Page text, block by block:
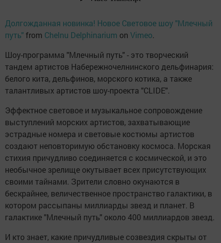
Долгожданная новинка! Новое Световое шоу "Млечный
путь"from Chelnu Delphinarium on Vimeo.
Шоу-программа "Млечный путь" - это творческий
тандем артистов Набережночелнинского дельфинария:
белого кита, дельфинов, морского котика, а также
талантливых артистов шоу-проекта "CLIDE".
Эффектное световое и музыкальное сопровождение
выступлений морских артистов, захватывающие
эстрадные номера и световые костюмы артистов
создают неповторимую обстановку космоса. Морская
стихия причудливо соединяется с космической, и это
необычное зрелище окутывает всех присутствующих
своими тайнами. Зрители словно окунаются в
бескрайнее, величественное пространство галактики, в
котором рассыпаны миллиарды звезд и планет. В
галактике "Млечный путь" около 400 миллиардов звезд.
И кто знает, какие причудливые созвездия скрыты от